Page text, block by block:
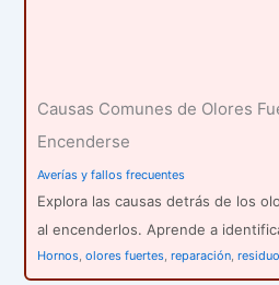
Causas Comunes de Olores
Encenderse
Averías y fallos frecuentes
Explora las causas detrás de los
al encenderlos. Aprende a
Hornos,olores fuertes,reparación,